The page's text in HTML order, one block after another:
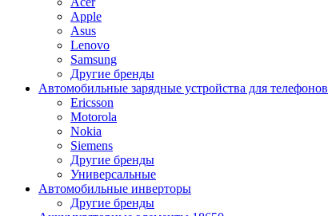
Apple
Asus
Lenovo
Samsung
Другие бренды
Автомобильные зарядные устройства для телефонов
Ericsson
Motorola
Nokia
Siemens
Другие бренды
Универсальные
Автомобильные инверторы
Другие бренды